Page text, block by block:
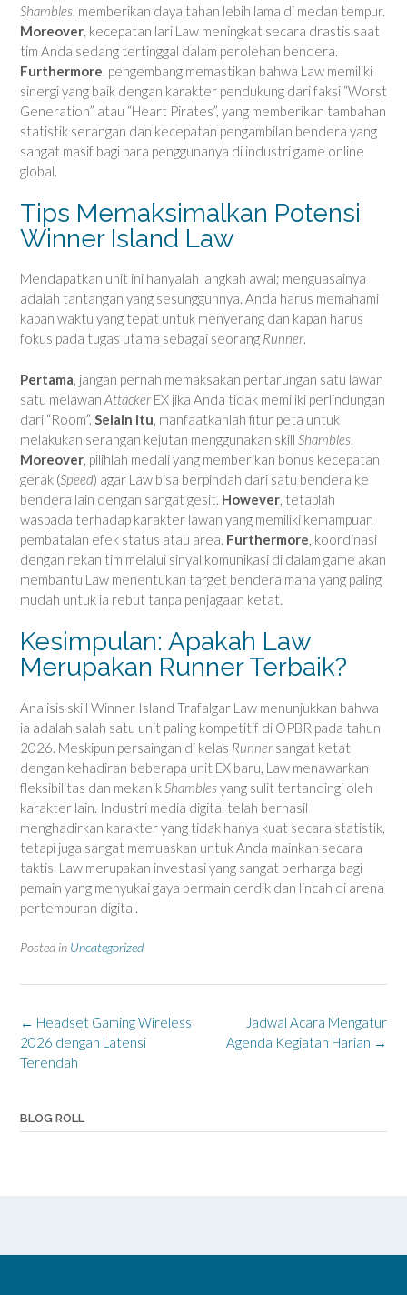
Shambles, memberikan daya tahan lebih lama di medan tempur.
Moreover, kecepatan lari Law meningkat secara drastis saat
tim Anda sedang tertinggal dalam perolehan bendera.
Furthermore, pengembang memastikan bahwa Law memiliki
sinergi yang baik dengan karakter pendukung dari faksi “Worst
Generation” atau “Heart Pirates”, yang memberikan tambahan
statistik serangan dan kecepatan pengambilan bendera yang
sangat masif bagi para penggunanya di industri game online
global.
Tips Memaksimalkan Potensi
Winner Island Law
Mendapatkan unit ini hanyalah langkah awal; menguasainya
adalah tantangan yang sesungguhnya. Anda harus memahami
kapan waktu yang tepat untuk menyerang dan kapan harus
fokus pada tugas utama sebagai seorang Runner.
Pertama, jangan pernah memaksakan pertarungan satu lawan
satu melawan Attacker EX jika Anda tidak memiliki perlindungan
dari “Room”. Selain itu, manfaatkanlah fitur peta untuk
melakukan serangan kejutan menggunakan skill Shambles.
Moreover, pilihlah medali yang memberikan bonus kecepatan
gerak (Speed) agar Law bisa berpindah dari satu bendera ke
bendera lain dengan sangat gesit. However, tetaplah
waspada terhadap karakter lawan yang memiliki kemampuan
pembatalan efek status atau area. Furthermore, koordinasi
dengan rekan tim melalui sinyal komunikasi di dalam game akan
membantu Law menentukan target bendera mana yang paling
mudah untuk ia rebut tanpa penjagaan ketat.
Kesimpulan: Apakah Law
Merupakan Runner Terbaik?
Analisis skill Winner Island Trafalgar Law menunjukkan bahwa
ia adalah salah satu unit paling kompetitif di OPBR pada tahun
2026. Meskipun persaingan di kelas Runner sangat ketat
dengan kehadiran beberapa unit EX baru, Law menawarkan
fleksibilitas dan mekanikShamblesyang sulit tertandingi oleh
karakter lain. Industri media digital telah berhasil
menghadirkan karakter yang tidak hanya kuat secara statistik,
tetapi juga sangat memuaskan untuk Anda mainkan secara
taktis. Law merupakan investasi yang sangat berharga bagi
pemain yang menyukai gaya bermain cerdik dan lincah di arena
pertempuran digital.
Posted in Uncategorized
Post
navigation
Jadwal Acara Mengatur
Agenda Kegiatan Harian →
← Headset Gaming Wireless
2026 dengan Latensi
Terendah
BLOG ROLL